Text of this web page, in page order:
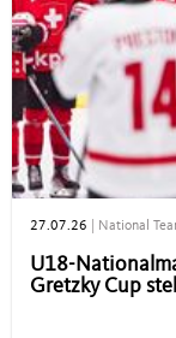
27.07.26 National
U18-
Gretzky Cup